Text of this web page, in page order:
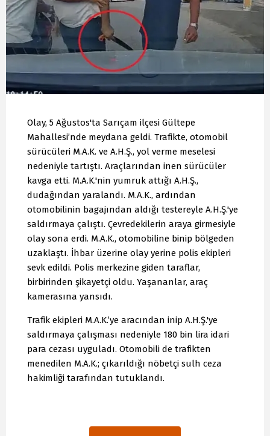
Olay, 5 Ağustos'ta Sarıçam ilçesi Gültepe
Mahallesi’nde meydana geldi. Trafikte, otomobil
sürücüleri M.A.K. ve A.H.Ş., yol verme meselesi
nedeniyle tartıştı. Araçlarından inen sürücüler
kavga etti. M.A.K.'nin yumruk attığı A.H.Ş.,
dudağından yaralandı. M.A.K., ardından
otomobilinin bagajından aldığı testereyle A.H.Ş.'ye
saldırmaya çalıştı. Çevredekilerin araya girmesiyle
olay sona erdi. M.A.K., otomobiline binip bölgeden
uzaklaştı. İhbar üzerine olay yerine polis ekipleri
sevk edildi. Polis merkezine giden taraflar,
birbirinden şikayetçi oldu. Yaşananlar, araç
kamerasına yansıdı.
Trafik ekipleri M.A.K.’ye aracından inip A.H.Ş.'ye
saldırmaya çalışması nedeniyle 180 bin lira idari
para cezası uyguladı. Otomobili de trafikten
menedilen M.A.K.; çıkarıldığı nöbetçi sulh ceza
hakimliği tarafından tutuklandı.